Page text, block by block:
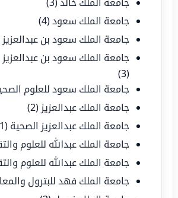
جامعة الملك سعود(4)
جامعة الملك سعود بن عبدالعزيز
جامعة الملك سعود بن عبدالعزيز
(3)
جامعة الملك سعود للعلوم
جامعة الملك عبدالعزيز (2)
جامعة الملك عبدالعزيز الصحية (1)
جامعة الملك عبدالله للعلوم
جامعة الملك عبدالله للعلوم
جامعة الملك فهد للبترول